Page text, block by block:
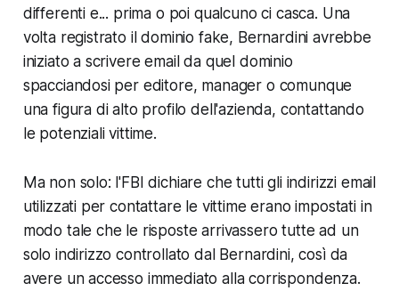
differenti e... prima o poi qualcuno ci casca. Una
volta registrato il dominio fake, Bernardini avrebbe
iniziato a scrivere email da quel dominio
spacciandosi per editore, manager o comunque
una figura di alto profilo dell'azienda, contattando
le potenziali vittime.
Ma non solo: l'FBI dichiare che tutti gli indirizzi email
utilizzati per contattare le vittime erano impostati in
modo tale che le risposte arrivassero tutte ad un
solo indirizzo controllato dal Bernardini, così da
avere un accesso immediato alla corrispondenza.